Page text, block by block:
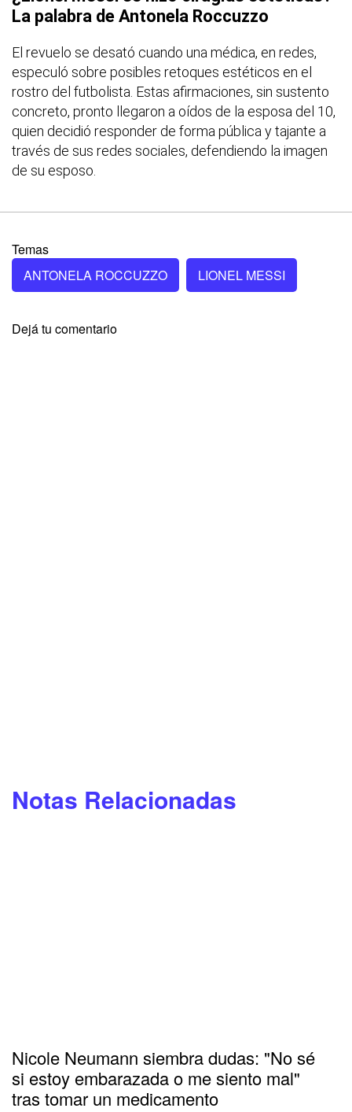
La palabra de Antonela Roccuzzo
El revuelo se desató cuando una médica, en redes,
especuló sobre posibles retoques estéticos en el
rostro del futbolista. Estas afirmaciones, sin sustento
concreto, pronto llegaron a oídos de la esposa del 10,
quien decidió responder de forma pública y tajante a
través de sus redes sociales, defendiendo la imagen
de su esposo.
Temas
ANTONELA ROCCUZZO
LIONEL MESSI
Dejá tu comentario
Notas Relacionadas
Nicole Neumann siembra dudas: "No sé
si estoy embarazada o me siento mal"
tras tomar un medicamento